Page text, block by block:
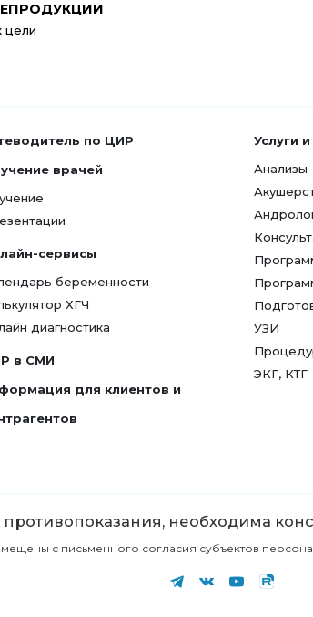
цели
по ЦИР
врачей
сервисы
беременности
ХГЧ
диагностика
в СМИ
для клиентов и
Услуги
Анализы
УЗИ
ЭКГ, КТГ
необходима
с письменного согласия субъектов